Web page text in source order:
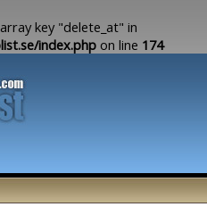
key "delete_at" in
index.php on line 174